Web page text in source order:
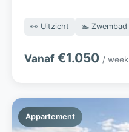
👀 Uitzicht 🏊 Zwembad
Vanaf €1.050 / week
Appartement